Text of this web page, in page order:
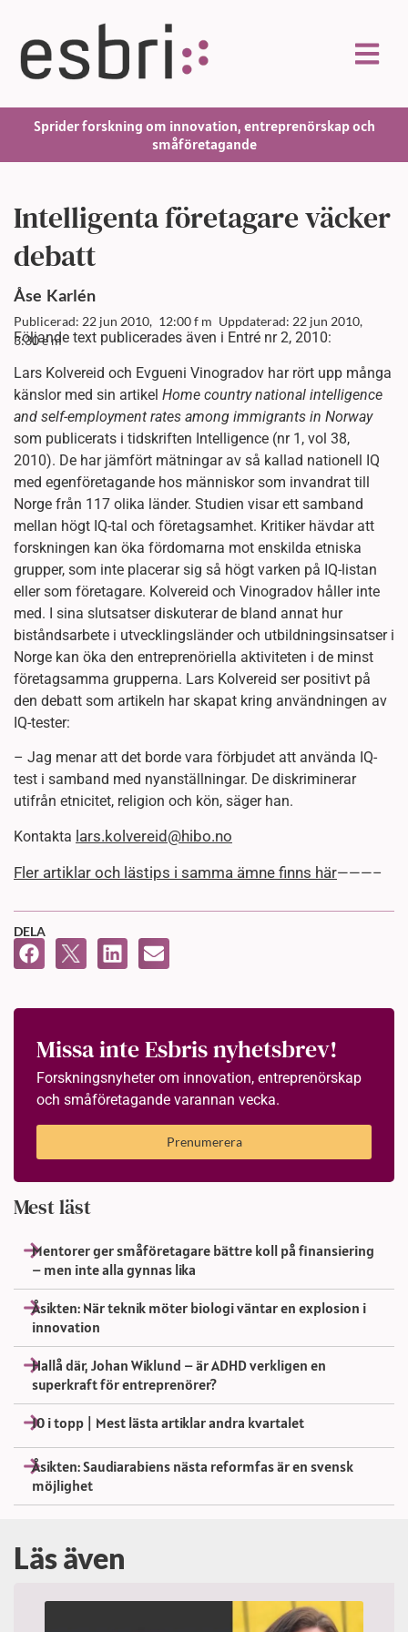
Sprider forskning om innovation, entreprenörskap och
småföretagande
Intelligenta företagare väcker
debatt
Åse Karlén
Publicerad: 22 jun 2010, 12:00 f m Uppdaterad: 22 jun 2010,
3:30 e m
Följande text publicerades även i Entré nr 2, 2010:
Lars Kolvereid och Evgueni Vinogradov har rört upp många
känslor med sin artikel Home country national intelligence
and self-employment rates among immigrants in Norway
som publicerats i tidskriften Intelligence (nr 1, vol 38,
2010). De har jämfört mätningar av så kallad nationell IQ
med egenföretagande hos människor som invandrat till
Norge från 117 olika länder. Studien visar ett samband
mellan högt IQ-tal och företagsamhet. Kritiker hävdar att
forskningen kan öka fördomarna mot enskilda etniska
grupper, som inte placerar sig så högt varken på IQ-listan
eller som företagare. Kolvereid och Vinogradov håller inte
med. I sina slutsatser diskuterar de bland annat hur
biståndsarbete i utvecklingsländer och utbildningsinsatser i
Norge kan öka den entreprenöriella aktiviteten i de minst
företagsamma grupperna. Lars Kolvereid ser positivt på
den debatt som artikeln har skapat kring användningen av
IQ-tester:
– Jag menar att det borde vara förbjudet att använda IQ-
test i samband med nyanställningar. De diskriminerar
utifrån etnicitet, religion och kön, säger han.
Kontakta lars.kolvereid@hibo.no
Fler artiklar och lästips i samma ämne finns här———–
DELA
Missa inte Esbris nyhetsbrev!
Forskningsnyheter om innovation, entreprenörskap
och småföretagande varannan vecka.
Prenumerera
Mest läst
Mentorer ger småföretagare bättre koll på finansiering
– men inte alla gynnas lika
Åsikten: När teknik möter biologi väntar en explosion i
innovation
Hallå där, Johan Wiklund – är ADHD verkligen en
superkraft för entreprenörer?
10 i topp | Mest lästa artiklar andra kvartalet
Åsikten: Saudiarabiens nästa reformfas är en svensk
möjlighet
Läs även